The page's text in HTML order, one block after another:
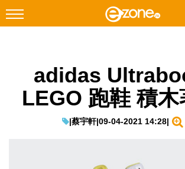
Facebook Instagram
科技焦點
adidas
LEGO 跑鞋 積木
|蔡宇軒|09-04-2021 14:28|